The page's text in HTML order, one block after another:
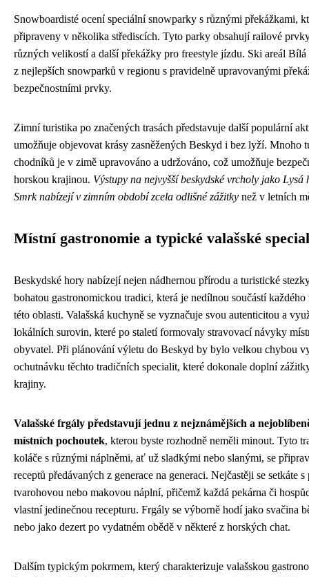
Snowboardisté ocení speciální snowparky s různými překážkami,
připraveny v několika střediscích. Tyto parky obsahují railové
různých velikostí a další překážky pro freestyle jízdu. Ski areál Bílá
z nejlepších snowparků v regionu s pravidelně upravovanými
bezpečnostními prvky.
Zimní turistika po značených trasách představuje další populární
umožňuje objevovat krásy zasněžených Beskyd i bez lyží. Mnoho
chodníků je v zimě upravováno a udržováno, což umožňuje
horskou krajinou. Výstupy na nejvyšší beskydské vrcholy jako Lysá
Smrk nabízejí v zimním období zcela odlišné zážitky než v letních
Místní gastronomie a typické valašské
Beskydské hory nabízejí nejen nádhernou přírodu a turistické
bohatou gastronomickou tradici, která je nedílnou součástí
této oblasti. Valašská kuchyně se vyznačuje svou autenticitou a
lokálních surovin, které po staletí formovaly stravovací návyky
obyvatel. Při plánování výletu do Beskyd by bylo velkou chybou
ochutnávku těchto tradičních specialit, které dokonale doplní
krajiny.
Valašské frgály představují jednu z nejznámějších a
místních pochoutek, kterou byste rozhodně neměli minout. Tyto
koláče s různými náplněmi, ať už sladkými nebo slanými, se
receptů předávaných z generace na generaci. Nejčastěji se setkáte
tvarohovou nebo makovou náplní, přičemž každá pekárna či
vlastní jedinečnou recepturu. Frgály se výborně hodí jako svačina
nebo jako dezert po vydatném obědě v některé z horských chat.
Dalším typickým pokrmem, který charakterizuje valašskou